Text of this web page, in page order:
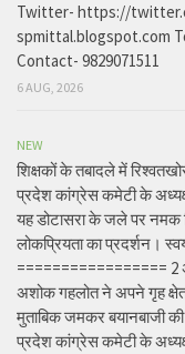
Twitter- https://
spmittal.blogspot.com
Contact- 9829071511
6 AUG, 2026
NEW
शिक्षकों के तबादले में
प्रदेश कांग्रेस कमेटी के
यह डोटासरा के जले पर
लोकप्रियता का प्रदर्शन।
================= 2
अशोक गहलोत ने अपने गृह
मुताबिक जमकर बयानबाजी
प्रदेश कांग्रेस कमेटी के अध्यक्ष